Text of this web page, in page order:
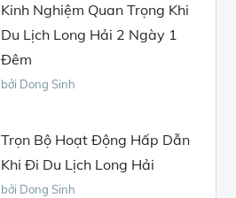
Kinh Nghiệm Quan Trọng Khi
Du Lịch Long Hải 2 Ngày 1
Đêm
bởi Dong Sinh
Trọn Bộ Hoạt Động Hấp Dẫn
Khi Đi Du Lịch Long Hải
bởi Dong Sinh